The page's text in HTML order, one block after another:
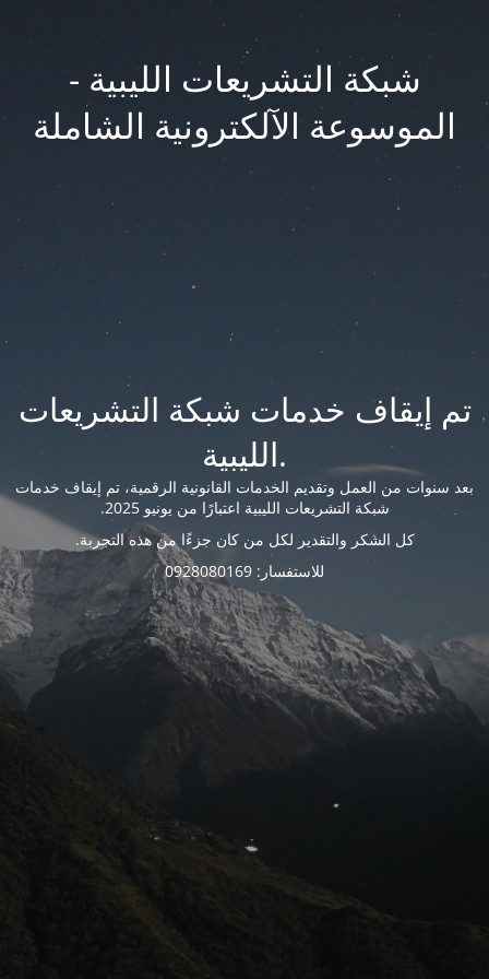
شبكة التشريعات الليبية -
الموسوعة الآلكترونية الشاملة
تم إيقاف خدمات شبكة التشريعات
الليبية.
بعد سنوات من العمل وتقديم الخدمات القانونية الرقمية، تم إيقاف خدمات
شبكة التشريعات الليبية اعتبارًا من يونيو 2025.
كل الشكر والتقدير لكل من كان جزءًا من هذه التجربة.
للاستفسار: 0928080169